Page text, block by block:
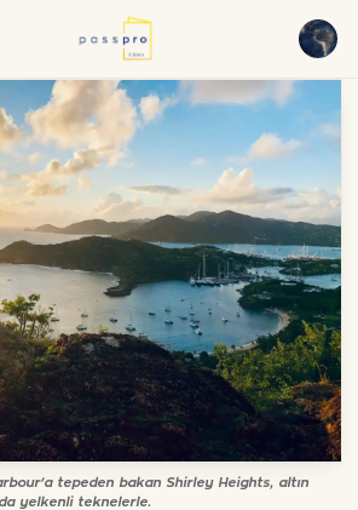
English
FR Français
RU Русский
ZH 中文
TR Türkçe
tepeden bakan Shirley Heights, altın
yelkenli teknelerle.